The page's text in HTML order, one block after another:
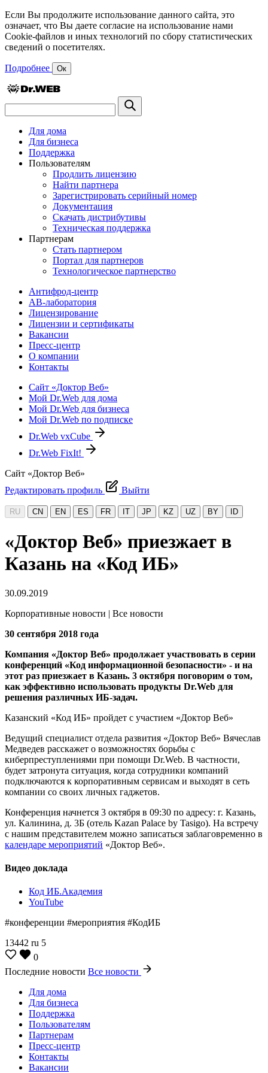
Если Вы продолжите использование данного сайта, это
означает, что Вы даете согласие на использование нами
Cookie-файлов и иных технологий по сбору статистических
сведений о посетителях.
Подробнее Ок
Для дома
Для бизнеса
Поддержка
Пользователям
Продлить лицензию
Найти партнера
Зарегистрировать серийный номер
Документация
Скачать дистрибутивы
Техническая поддержка
Партнерам
Стать партнером
Портал для партнеров
Технологическое партнерство
Антифрод-центр
АВ-лаборатория
Лицензирование
Лицензии и сертификаты
Вакансии
Пресс-центр
О компании
Контакты
Сайт «Доктор Веб»
Мой Dr.Web для дома
Мой Dr.Web для бизнеса
Мой Dr.Web по подписке
Dr.Web vxCube
Dr.Web FixIt!
Сайт «Доктор Веб»
Редактировать профиль
Выйти
RU CN EN ES FR IT JP KZ UZ BY ID
«Доктор Веб» приезжает в
Казань на «Код ИБ»
30.09.2019
Корпоративные новости | Все новости
30 сентября 2018 года
Компания «Доктор Веб» продолжает участвовать в серии
конференций «Код информационной безопасности» - и на
этот раз приезжает в Казань. 3 октября поговорим о том,
как эффективно использовать продукты Dr.Web для
решения различных ИБ-задач.
Казанский «Код ИБ» пройдет с участием «Доктор Веб»
Ведущий специалист отдела развития «Доктор Веб» Вячеслав
Медведев расскажет о возможностях борьбы с
киберпреступлениями при помощи Dr.Web. В частности,
будет затронута ситуация, когда сотрудники компаний
подключаются к корпоративным сервисам и выходят в сеть
компании со своих личных гаджетов.
Конференция начнется 3 октября в 09:30 по адресу: г. Казань,
ул. Калинина, д. 3Б (отель Kazan Palace by Tasigo). На встречу
с нашим представителем можно записаться заблаговременно в
календаре мероприятий «Доктор Веб».
Видео доклада
Код ИБ.Академия
YouTube
#конференции #мероприятия #КодИБ
13442 ru 5
0
Последние новости Все новости
Для дома
Для бизнеса
Поддержка
Пользователям
Партнерам
Пресс-центр
Контакты
Вакансии